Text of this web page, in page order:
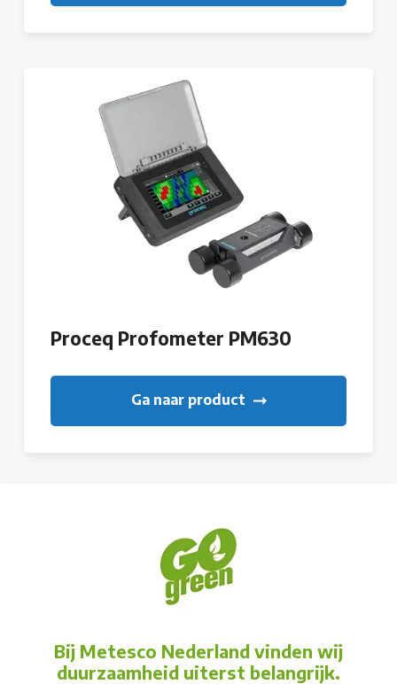
Proceq Profometer PM630
Ga naar product
Bij Metesco Nederland vinden wij
duurzaamheid uiterst belangrijk.